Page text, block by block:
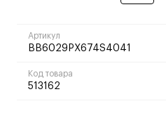
Артикул
BB6029PX674S4041
Код товара
513162